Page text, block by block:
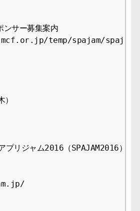
ンサー募集案内
temp/spajam/
リジャム2016（SPAJAM2016）